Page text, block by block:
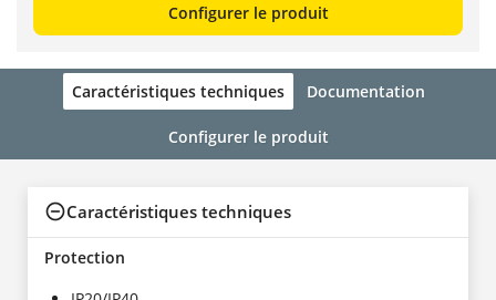
Configurer le produit
Caractéristiques techniques Documentation
Configurer le produit
Caractéristiques techniques
Protection